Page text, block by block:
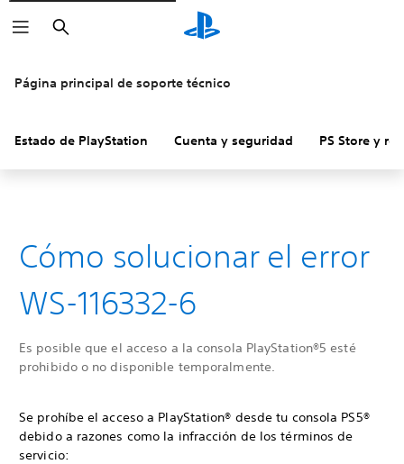
Buscar
Página principal de soporte técnico
Estado de PlayStation Cuenta y seguridad PS Store y
Cómo solucionar el error
WS-116332-6
Es posible que el acceso a la consola PlayStation®5 esté
prohibido o no disponible temporalmente.
Se prohíbe el acceso a PlayStation® desde tu consola PS5®
debido a razones como la infracción de los términos de
servicio: